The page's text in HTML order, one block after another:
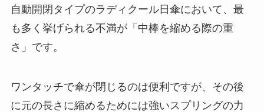
自動開閉タイプのラディクール日傘において、最
も多く挙げられる不満が「中棒を縮める際の重
さ」です。
ワンタッチで傘が閉じるのは便利ですが、その後
に元の長さに縮めるためには強いスプリングの力